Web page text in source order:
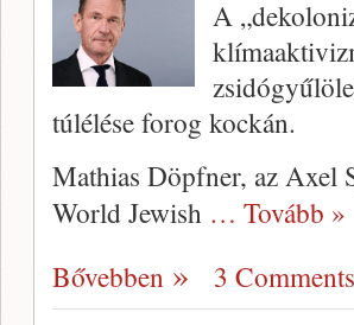
A
túlélése forog kockán.
Mathias Döpfner, az Axel
World Jewish … Tovább »
Bővebben
3 Comments